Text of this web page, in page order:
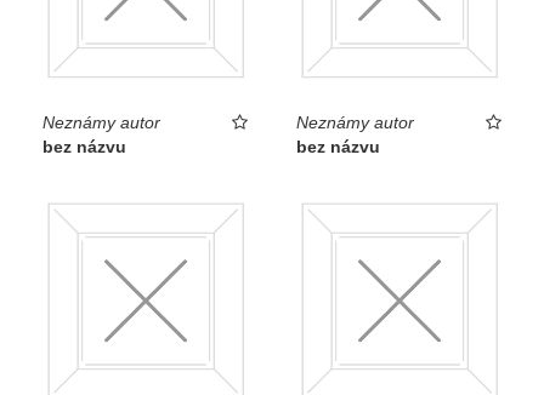
Neznámy autor
bez názvu
Neznámy autor
bez názvu